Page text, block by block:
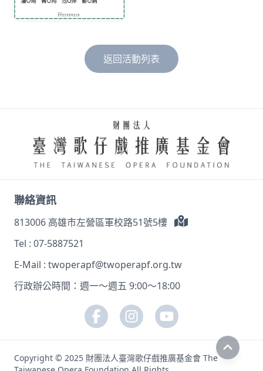
返回活動列表
聯絡資訊
813006 高雄市左營區軍校路51號5樓
Tel : 07-5887521
E-Mail : twoperapf@twoperapf.org.tw
行政辦公時間：週一～週五 9:00～18:00
Copyright © 2025 財團法人臺灣歌仔戲推廣基金會 The